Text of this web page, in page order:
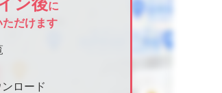
ン後に
だけます
ンロード